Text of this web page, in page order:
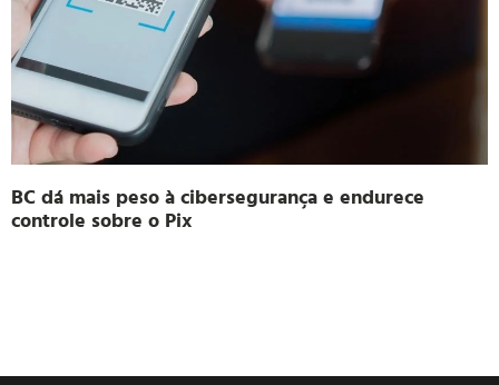
BC dá mais peso à cibersegurança e endurece
controle sobre o Pix